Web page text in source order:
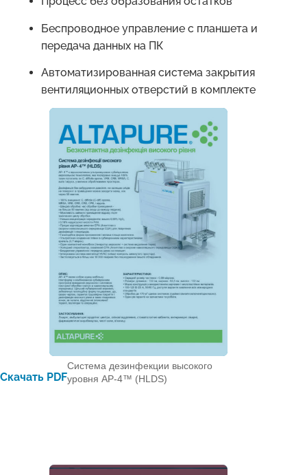
Беспроводное управление с планшета и
передача данных на ПК
Автоматизированная система закрытия
вентиляционных отверстий в комплекте
Скачать PDF
Система дезинфекции высокого
уровня AP-4™ (HLDS)